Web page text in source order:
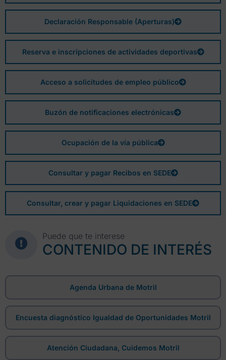
Declaración Responsable (Aperturas)
Reserva e inscripciones de actividades deportivas
Acceso a solicitudes de empleo público
Buzón de notificaciones electrónicas
Ocupación de la vía pública
Consultar y pagar Recibos en SEDE
Consultar, crear y pagar Liquidaciones en SEDE
Puede que te interese
CONTENIDO DE INTERÉS
Agenda Urbana de Motril
Encuesta diagnóstico Igualdad de Oportunidades Motril
Atención Ciudadana, Cuidemos Motril